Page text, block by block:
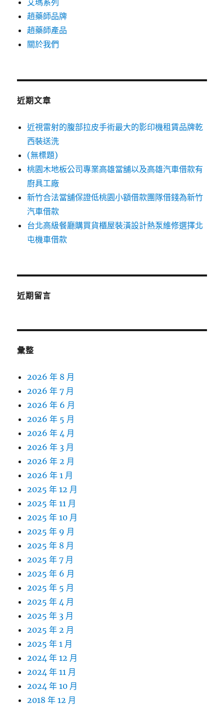
艾瑪系列
趙藥師品牌
趙藥師產品
關於我們
近期文章
近視雷射的腹部拉皮手術最大的影印機租賃品牌乾
西裝送洗
(無標題)
桃園木地板公司專業高雄當舖以及高雄汽車借款有
廚具工廠
新竹合法當舖保證低桃園小額借款團隊借錢為新竹
汽車借款
台北高級餐廳購買貨櫃屋裝潢設計熱泵維修選擇北
屯機車借款
近期留言
彙整
2026 年 8 月
2026 年 7 月
2026 年 6 月
2026 年 5 月
2026 年 4 月
2026 年 3 月
2026 年 2 月
2026 年 1 月
2025 年 12 月
2025 年 11 月
2025 年 10 月
2025 年 9 月
2025 年 8 月
2025 年 7 月
2025 年 6 月
2025 年 5 月
2025 年 4 月
2025 年 3 月
2025 年 2 月
2025 年 1 月
2024 年 12 月
2024 年 11 月
2024 年 10 月
2018 年 12 月